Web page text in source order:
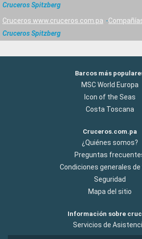
Cruceros Spitzberg
Cruceros www.cruceros.com.pa
Cruceros Spitzberg
Barcos más
MSC World Europa
Icon of the Seas
Costa Toscana
Cruceros.com.pa
¿Quiénes somos?
Preguntas
Condiciones generales
Seguridad
Mapa del sitio
Información sobre
Servicios de